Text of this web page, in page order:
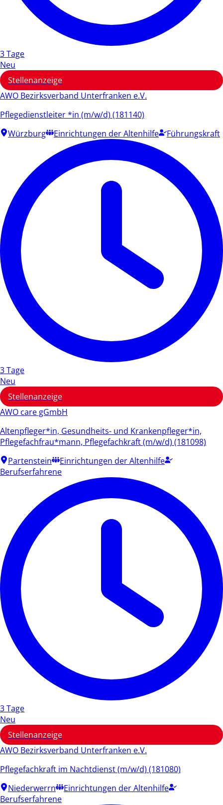
3 Tage
Neu
Stellenanzeige
AWO Bezirksverband Unterfranken e.V.
Pflegedienstleiter *in (m/w/d) (181140)
Würzburg
Einrichtungen der Altenhilfe Führungskraft
3 Tage
Neu
Stellenanzeige
AWO care gGmbH
Altenpfleger*in, Gesundheits- und Krankenpfleger*in,
Pflegefachfrau*mann, Pflegefachkraft (m/w/d) (181098)
Partenstein
Einrichtungen der Altenhilfe
Berufserfahrene
3 Tage
Neu
Stellenanzeige
AWO Bezirksverband Unterfranken e.V.
Pflegefachkraft im Nachtdienst (m/w/d) (181080)
Niederwerrn
Einrichtungen der Altenhilfe
Berufserfahrene